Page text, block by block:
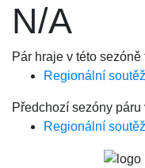
N/A
Pár hraje v této
Regionální
Předchozí sezóny
Regionální